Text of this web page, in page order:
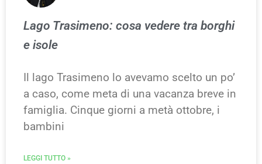
Lago Trasimeno: cosa vedere tra borghi
e isole
Il lago Trasimeno lo avevamo scelto un po’
a caso, come meta di una vacanza breve in
famiglia. Cinque giorni a metà ottobre, i
bambini
LEGGI TUTTO »